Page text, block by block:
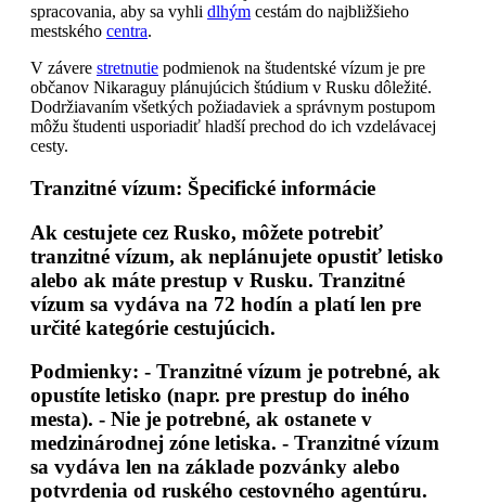
spracovania, aby sa vyhli dlhým cestám do najbližšieho
mestského centra.
V závere stretnutie podmienok na študentské vízum je pre
občanov Nikaraguy plánujúcich štúdium v Rusku dôležité.
Dodržiavaním všetkých požiadaviek a správnym postupom
môžu študenti usporiadiť hladší prechod do ich vzdelávacej
cesty.
Tranzitné vízum: Špecifické informácie
Ak cestujete cez Rusko, môžete potrebiť
tranzitné vízum, ak neplánujete opustiť letisko
alebo ak máte prestup v Rusku. Tranzitné
vízum sa vydáva na 72 hodín a platí len pre
určité kategórie cestujúcich.
Podmienky: - Tranzitné vízum je potrebné, ak
opustíte letisko (napr. pre prestup do iného
mesta). - Nie je potrebné, ak ostanete v
medzinárodnej zóne letiska. - Tranzitné vízum
sa vydáva len na základe pozvánky alebo
potvrdenia od ruského cestovného agentúru.